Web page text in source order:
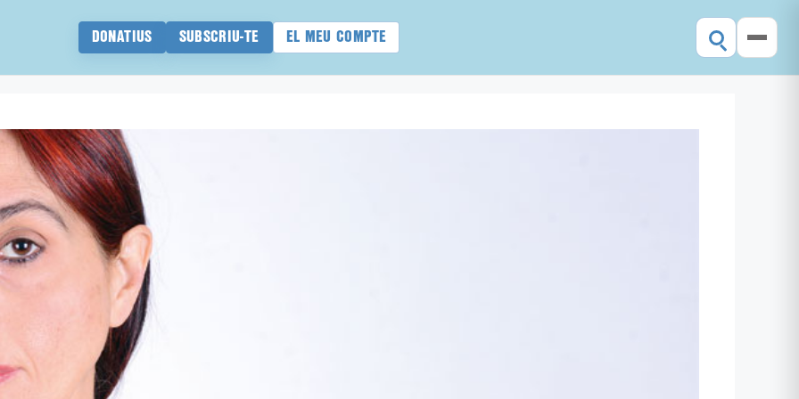
DONATIUS SUBSCRIU-TE EL MEU COMPTE